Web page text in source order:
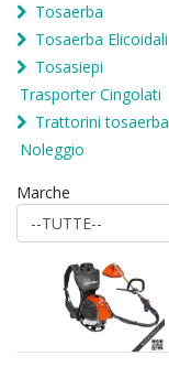
Tosaerba
Tosaerba Elicoidali
Tosasiepi
Trasporter Cingolati
Trattorini tosaerba
Noleggio
Marche